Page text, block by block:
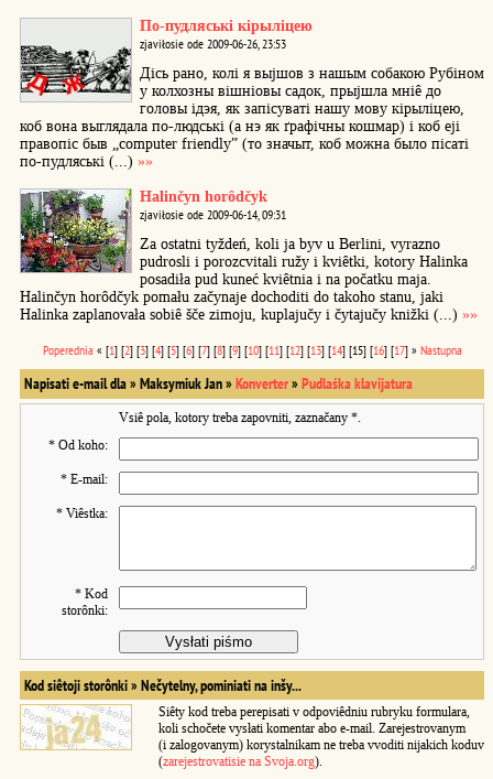
По-пудляські кірыліцею
zjaviłosie ode 2009-06-26, 23:53
Дісь рано, колі я выjшов з нашым собакою Рубіном
у колхозны вішніовы садок, прыjшла мніê до
головы ідэя, як запісуваті нашу мову кірыліцею,
коб вона выглядала по-людські (а нэ як ґрафічны кошмар) і коб еji
правопіс быв „computer friendly” (то значыт, коб можна было пісаті
по-пудляські (...) »»
Halinčyn horôdčyk
zjaviłosie ode 2009-06-14, 09:31
Za ostatni tyždeń, koli ja byv u Berlini, vyrazno
pudrosli i porozcvitali ružy i kviêtki, kotory Halinka
posadiła pud kuneć kviêtnia i na počatku maja.
Halinčyn horôdčyk pomału začynaje dochoditi do takoho stanu, jaki
Halinka zaplanovała sobiê šče zimoju, kuplajučy i čytajučy knižki (...) »»
Poperednia « [1] [2] [3] [4] [5] [6] [7] [8] [9] [10] [11] [12] [13] [14] [15] [16] [17] » Nastupna
Napisati e-mail dla » Maksymiuk Jan »Konverter»Pudlaśka klavijatura
Vsiê pola, kotory treba zapovniti, zaznačany *.
* Od koho:
* E-mail:
* Viêstka:
* Kod
storônki:
Kod siêtoji storônki »Nečytelny, pominiati na inšy...
Siêty kod treba perepisati v odpoviêdniu rubryku formulara,
koli schočete vysłati komentar abo e-mail. Zarejestrovanym
(i zalogovanym) korystalnikam ne treba vvoditi nijakich koduv
(zarejestrovatisie na Svoja.org).